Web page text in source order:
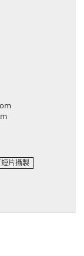
片攝製